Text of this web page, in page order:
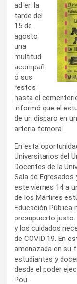
ad en la
tarde del
15 de
agosto
una
multitud
acompañ
ó sus
restos
hasta el
informó que el
de un disparo en
arteria femoral.
En esta
Universitarios del
Docentes de la
Sala de Egresados
este viernes 14 a
de los Mártires
Educación Pública
presupuesto
y los cuidados
de COVID 19. En
amenazada en su
estudiantes y
desde el poder
Pou.